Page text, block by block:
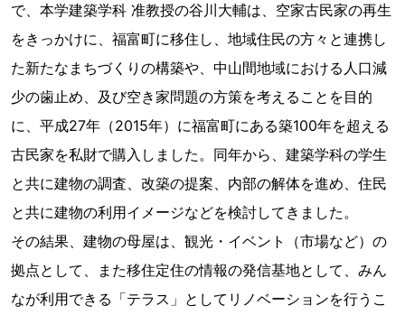
で、本学建築学科 准教授の谷川大輔は、空家古民家の再生
をきっかけに、福富町に移住し、地域住民の方々と連携し
た新たなまちづくりの構築や、中山間地域における人口減
少の歯止め、及び空き家問題の方策を考えることを目的
に、平成27年（2015年）に福富町にある築100年を超える
古民家を私財で購入しました。同年から、建築学科の学生
と共に建物の調査、改築の提案、内部の解体を進め、住民
と共に建物の利用イメージなどを検討してきました。
その結果、建物の母屋は、観光・イベント（市場など）の
拠点として、また移住定住の情報の発信基地として、みん
なが利用できる「テラス」としてリノベーションを行うこ